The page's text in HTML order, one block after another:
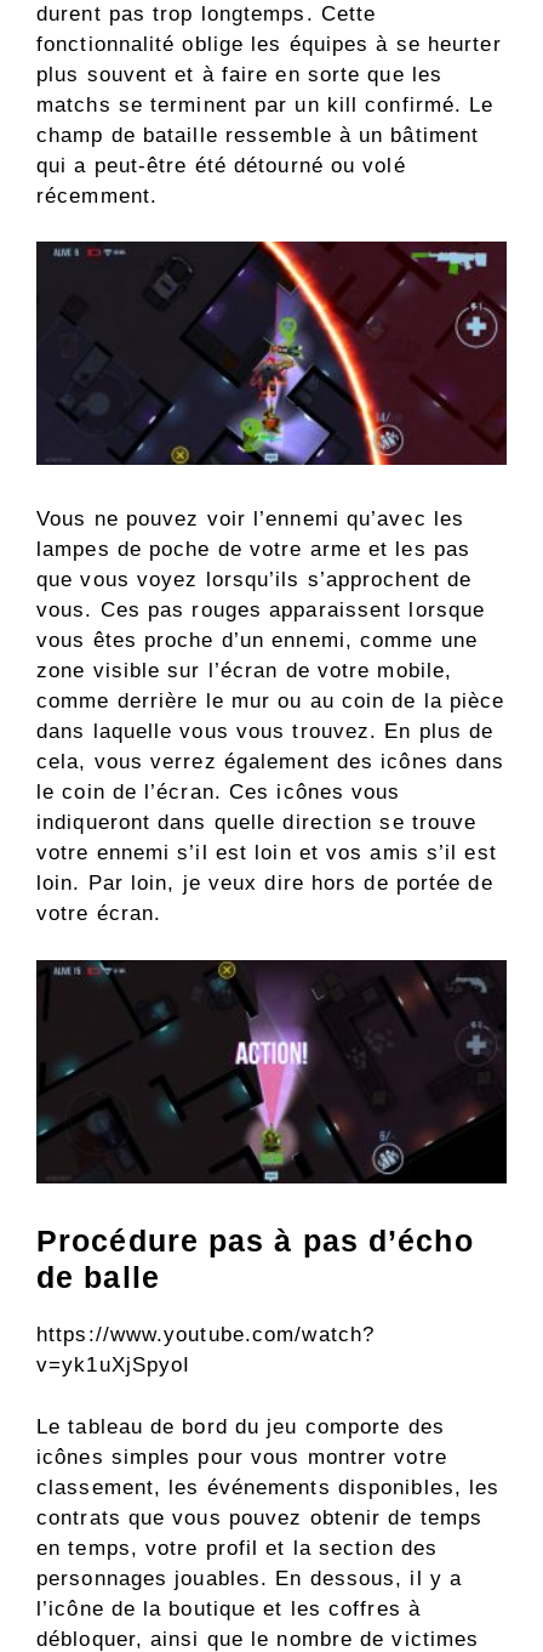
durent pas trop longtemps. Cette
fonctionnalité oblige les équipes à se heurter
plus souvent et à faire en sorte que les
matchs se terminent par un kill confirmé. Le
champ de bataille ressemble à un bâtiment
qui a peut-être été détourné ou volé
récemment.
Vous ne pouvez voir l’ennemi qu’avec les
lampes de poche de votre arme et les pas
que vous voyez lorsqu’ils s’approchent de
vous. Ces pas rouges apparaissent lorsque
vous êtes proche d’un ennemi, comme une
zone visible sur l’écran de votre mobile,
comme derrière le mur ou au coin de la pièce
dans laquelle vous vous trouvez. En plus de
cela, vous verrez également des icônes dans
le coin de l’écran. Ces icônes vous
indiqueront dans quelle direction se trouve
votre ennemi s’il est loin et vos amis s’il est
loin. Par loin, je veux dire hors de portée de
votre écran.
Procédure pas à pas d’écho
de balle
https://www.youtube.com/watch?
v=yk1uXjSpyoI
Le tableau de bord du jeu comporte des
icônes simples pour vous montrer votre
classement, les événements disponibles, les
contrats que vous pouvez obtenir de temps
en temps, votre profil et la section des
personnages jouables. En dessous, il y a
l’icône de la boutique et les coffres à
débloquer, ainsi que le nombre de victimes